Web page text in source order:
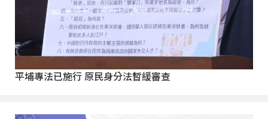
平埔專法已施行 原民身分法暫緩審查